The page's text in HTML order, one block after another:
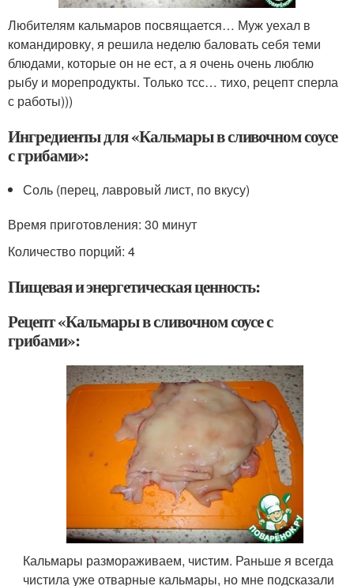
Любителям кальмаров посвящается… Муж уехал в
командировку, я решила неделю баловать себя теми
блюдами, которые он не ест, а я очень очень люблю
рыбу и морепродукты. Только тсс… тихо, рецепт сперла
с работы)))
Ингредиенты для «Кальмары в сливочном соусе
с грибами»:
Соль (перец, лавровый лист, по вкусу)
Время приготовления: 30 минут
Количество порций: 4
Пищевая и энергетическая ценность:
Рецепт «Кальмары в сливочном соусе с
грибами»:
Кальмары размораживаем, чистим. Раньше я всегда
чистила уже отварные кальмары, но мне подсказали